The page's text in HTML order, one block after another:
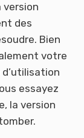
version
des
Bien
votre
essayez
la version